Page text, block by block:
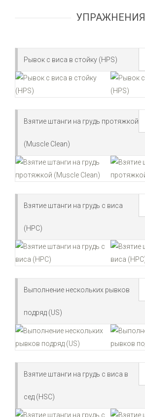
УПРАЖНЕНИЯ
Рывок с виса в стойку (HPS)
Взятие штанги на грудь протяжкой
(Muscle Clean)
Взятие штанги на грудь с виса
(HPC)
Выполнение нескольких рывков
подряд (US)
Взятие штанги на грудь с виса в
сед (HSC)